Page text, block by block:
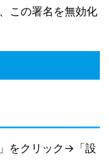
この署名を無効化
をクリック→「設